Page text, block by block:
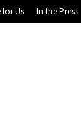
for Us In the Press